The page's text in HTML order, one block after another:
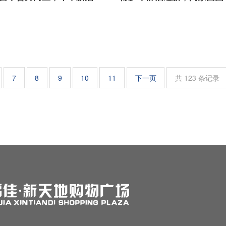
7 8 9 10 11 下一页 共 123 条记录